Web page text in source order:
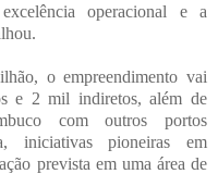
operacional e a
o empreendimento vai
e 2 mil indiretos, além de
com outros portos
iniciativas pioneiras em
prevista em uma área de